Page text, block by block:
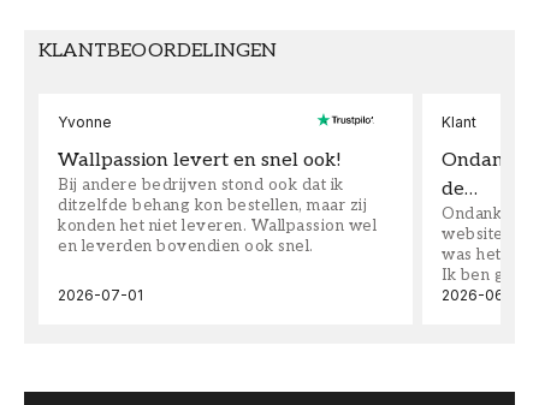
KLANTBEOORDELINGEN
Yvonne
Wallpassion levert en snel ook!
Bij andere bedrijven stond ook dat ik
ditzelfde behang kon bestellen, maar zij
konden het niet leveren. Wallpassion wel
en leverden bovendien ook snel.
2026-07-01
Klant
Ondanks
de…
Ondanks
website
was het
Ik ben
2026-06-08